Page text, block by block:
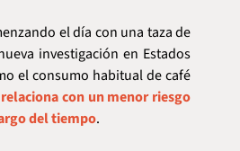
el día con una taza de
investigación en Estados
el consumo habitual de café
con un menor riesgo
del tiempo.